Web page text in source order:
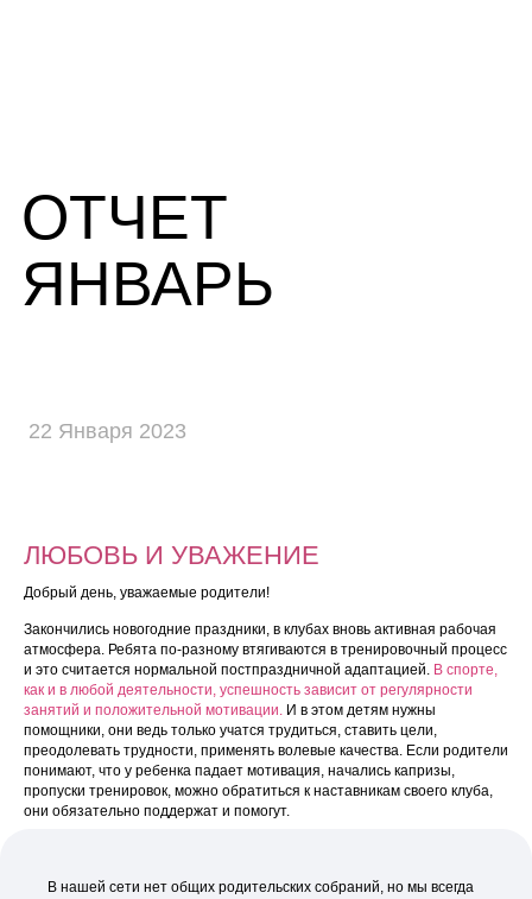
ЯНВАРЬ
22 Января 2023
ЛЮБОВЬ И УВАЖЕНИЕ
Добрый день, уважаемые родители!
Закончились новогодние праздники, в клубах вновь активная рабочая
атмосфера. Ребята по-разному втягиваются в тренировочный процесс
и это считается нормальной постпраздничной адаптацией. В спорте,
как и в любой деятельности, успешность зависит от регулярности
занятий и положительной мотивации. И в этом детям нужны
помощники, они ведь только учатся трудиться, ставить цели,
преодолевать трудности, применять волевые качества. Если родители
понимают, что у ребенка падает мотивация, начались капризы,
пропуски тренировок, можно обратиться к наставникам своего клуба,
они обязательно поддержат и помогут.
В нашей сети нет общих родительских собраний, но мы всегда